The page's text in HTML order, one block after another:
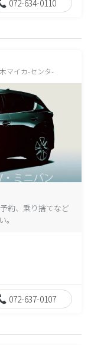
072-634-0110
マイカ-センタ-
約、乗り捨てなど
072-637-0107